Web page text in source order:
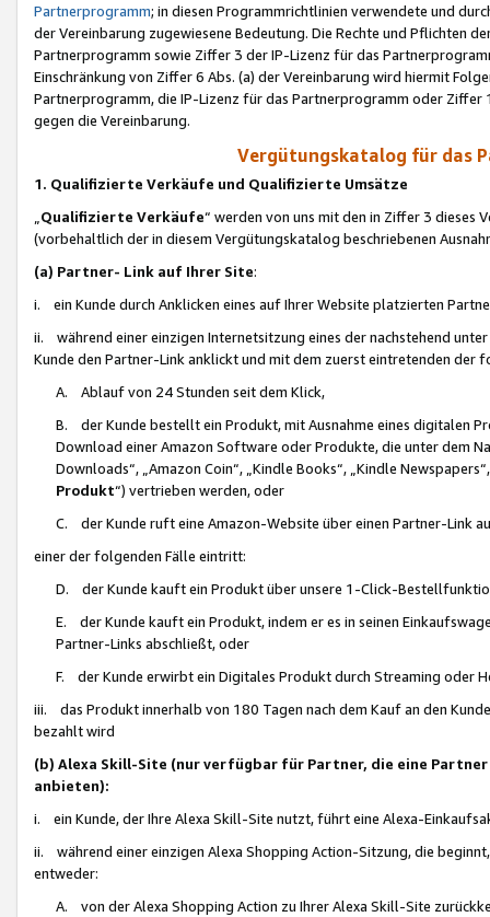
Partnerprogramm; in diesen Programmrichtlinien verwendete und
der Vereinbarung zugewiesene Bedeutung. Die Rechte und Pflichten
Partnerprogramm sowie Ziffer 3 der IP-Lizenz für das
Einschränkung von Ziffer 6 Abs. (a) der Vereinbarung wird hiermit
Partnerprogramm, die IP-Lizenz für das Partnerprogramm oder
gegen die Vereinbarung.
Vergütungskatalog für das
1. Qualifizierte Verkäufe und Qualifizierte Umsätze
Qualifizierte Verkäufe“ werden von uns mit den in Ziffer 3
(vorbehaltlich der in diesem Vergütungskatalog beschriebenen
(a) Partner- Link auf Ihrer Site:
i. ein Kunde durch Anklicken eines auf Ihrer Website platzierten
ii. während einer einzigen Internetsitzung eines der nachstehend
Kunde den Partner-Link anklickt und mit dem zuerst eintretenden der
A. Ablauf von 24 Stunden seit dem Klick,
B. der Kunde bestellt ein Produkt, mit Ausnahme eines digitalen
Download einer Amazon Software oder Produkte, die unter dem
Downloads“, „Amazon Coin“, „Kindle Books“, „Kindle
Produkt“) vertrieben werden, oder
C. der Kunde ruft eine Amazon-Website über einen Partner-Link
einer der folgenden Fälle eintritt:
D. der Kunde kauft ein Produkt über unsere 1-Click-
E. der Kunde kauft ein Produkt, indem er es in seinen
Partner-Links abschließt, oder
F. der Kunde erwirbt ein Digitales Produkt durch Streaming oder
iii. das Produkt innerhalb von 180 Tagen nach dem Kauf an den
bezahlt wird
(b) Alexa Skill-Site (nur verfügbar für Partner, die eine
anbieten):
i. ein Kunde, der Ihre Alexa Skill-Site nutzt, führt eine Alexa-
ii. während einer einzigen Alexa Shopping Action-Sitzung, die
entweder:
A. von der Alexa Shopping Action zu Ihrer Alexa Skill-Site